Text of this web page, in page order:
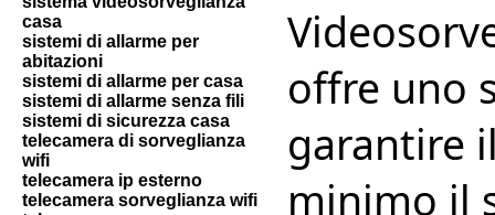
casa
sistemi di allarme per
abitazioni
sistemi di allarme per casa
sistemi di allarme senza fili
sistemi di sicurezza casa
telecamera di sorveglianza
wifi
telecamera ip esterno
telecamera sorveglianza wifi
offre uno
garantire
minimo il